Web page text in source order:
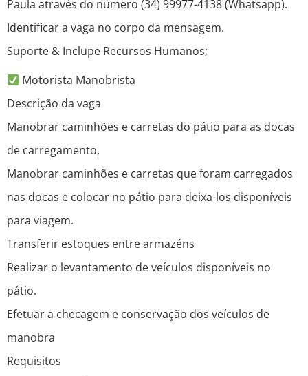
Paula através do número (34) 99977-4138 (Whatsapp).
Identificar a vaga no corpo da mensagem.
Suporte & Inclupe Recursos Humanos;
Motorista Manobrista
Descrição da vaga
Manobrar caminhões e carretas do pátio para as docas
de carregamento,
Manobrar caminhões e carretas que foram carregados
nas docas e colocar no pátio para deixa-los disponíveis
para viagem.
Transferir estoques entre armazéns
Realizar o levantamento de veículos disponíveis no
pátio.
Efetuar a checagem e conservação dos veículos de
manobra
Requisitos